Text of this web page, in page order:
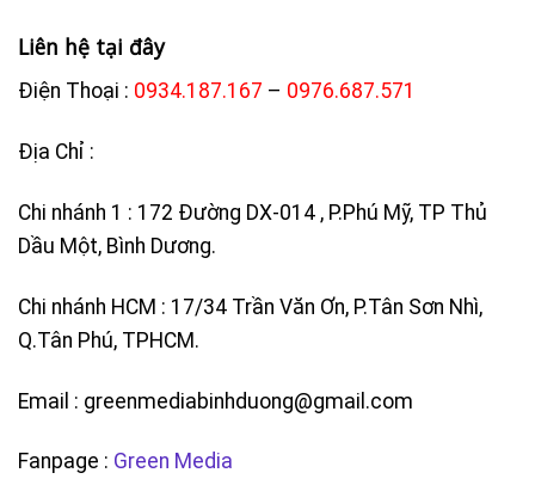
Liên hệ tại đây
Điện Thoại : 0934.187.167 – 0976.687.571
Địa Chỉ :
Chi nhánh 1 : 172 Đường DX-014 , P.Phú Mỹ, TP Thủ
Dầu Một, Bình Dương.
Chi nhánh HCM : 17/34 Trần Văn Ơn, P.Tân Sơn Nhì,
Q.Tân Phú, TPHCM.
Email : greenmediabinhduong@gmail.com
Fanpage : Green Media